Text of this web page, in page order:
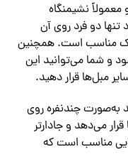
معمولاً نشیمنگاه
دو فرد روی آن
مناسب است. همچنین
و شما می‌توانید این
مبل‌ها قرار دهید.
به‌صورت چندنفره روی
می‌دهد و جادارتر
مناسب است که